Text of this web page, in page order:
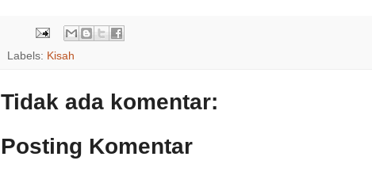
Labels: Kisah
Tidak ada komentar:
Posting Komentar